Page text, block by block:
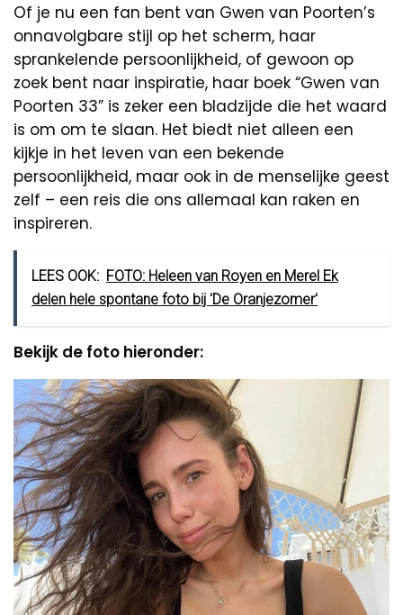
Of je nu een fan bent van Gwen van Poorten’s
onnavolgbare stijl op het scherm, haar
sprankelende persoonlijkheid, of gewoon op
zoek bent naar inspiratie, haar boek “Gwen van
Poorten 33” is zeker een bladzijde die het waard
is om om te slaan. Het biedt niet alleen een
kijkje in het leven van een bekende
persoonlijkheid, maar ook in de menselijke geest
zelf – een reis die ons allemaal kan raken en
inspireren.
LEES OOK: FOTO: Heleen van Royen en Merel Ek
delen hele spontane foto bij 'De Oranjezomer'
Bekijk de foto hieronder: